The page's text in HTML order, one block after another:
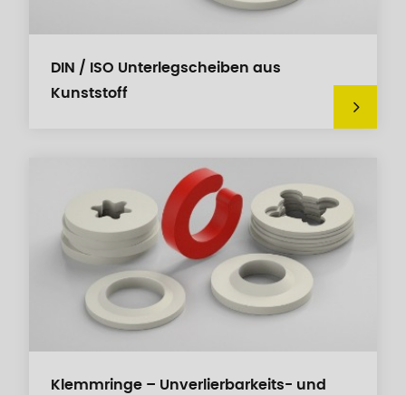
DIN / ISO Unterlegscheiben aus
Kunststoff
Klemmringe – Unverlierbarkeits- und